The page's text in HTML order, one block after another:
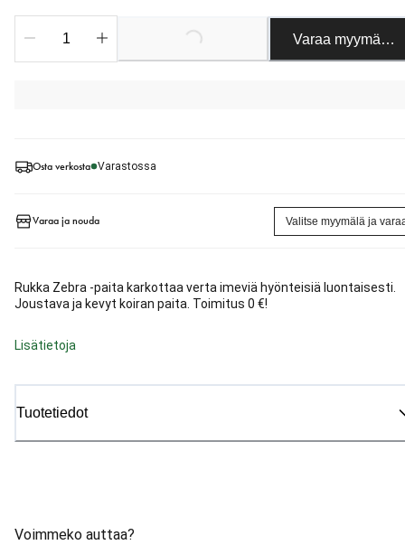
Osta verkosta Varastossa
Varaa ja nouda Valitse myymälä ja
Rukka Zebra -paita karkottaa verta imeviä hyönteisiä luontaisesti.
Joustava ja kevyt koiran paita. Toimitus 0 €!
Lisätietoja
Tuotetiedot
Voimmeko auttaa?
Loading... Varaa